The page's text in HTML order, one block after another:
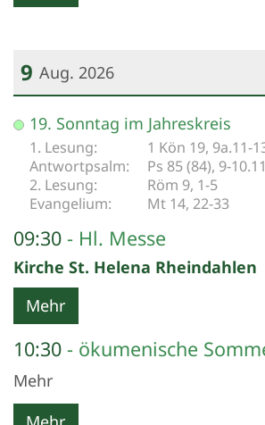
9 Aug. 2026
Datum: 9. August 2026
19. Sonntag im Jahreskreis
1 Kön 19, 9a.11-
Ps 85 (84), 9-
Röm 9, 1-5
Mt 14, 22-33
09:30 Hl. Messe
Kirche St. Helena Rheindahlen
Mehr
10:30 ökumenische
Mehr